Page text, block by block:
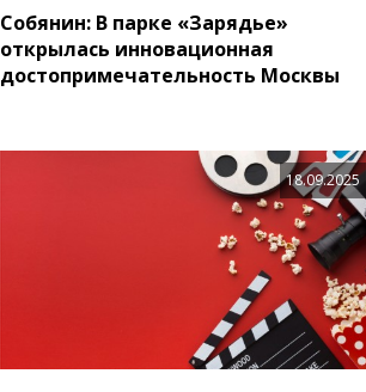
Собянин: В парке «Зарядье»
открылась инновационная
достопримечательность Москвы
18.09.2025